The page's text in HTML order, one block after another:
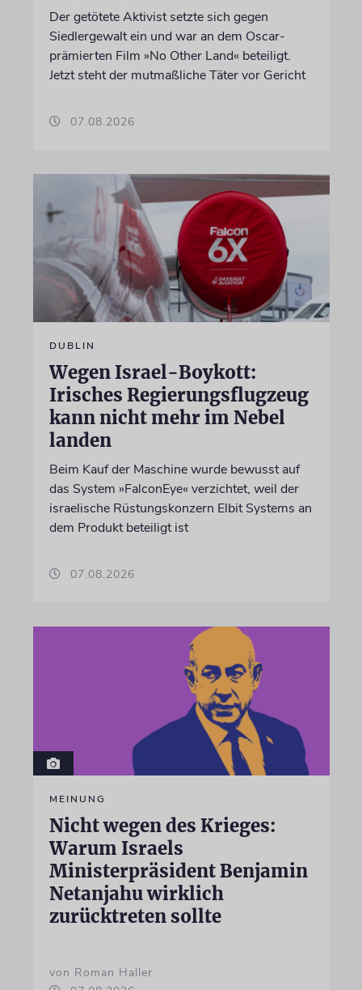
Der getötete Aktivist setzte sich gegen
Siedlergewalt ein und war an dem Oscar-
prämierten Film »No Other Land« beteiligt.
Jetzt steht der mutmaßliche Täter vor Gericht
07.08.2026
DUBLIN
Wegen Israel-Boykott:
Irisches Regierungsflugzeug
kann nicht mehr im Nebel
landen
Beim Kauf der Maschine wurde bewusst auf
das System »FalconEye« verzichtet, weil der
israelische Rüstungskonzern Elbit Systems an
dem Produkt beteiligt ist
07.08.2026
MEINUNG
Nicht wegen des Krieges:
Warum Israels
Ministerpräsident Benjamin
Netanjahu wirklich
zurücktreten sollte
von Roman Haller